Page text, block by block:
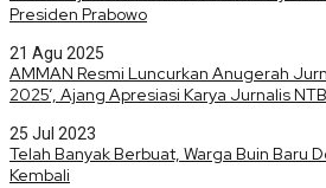
Presiden Prabowo
21 Agu 2025
AMMAN Resmi Luncurkan Anugerah
2025’, Ajang Apresiasi Karya Jurnalis NTB
25 Jul 2023
Telah Banyak Berbuat, Warga Buin Baru
Kembali